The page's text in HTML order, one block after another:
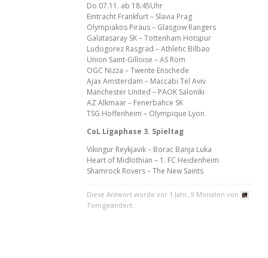
Do 07.11. ab 18:45Uhr
Eintracht Frankfurt – Slavia Prag
Olympiakos Piräus – Glasgow Rangers
Galatasaray SK – Tottenham Hotspur
Ludogorez Rasgrad – Athletic Bilbao
Union Saint-Gilloise – AS Rom
OGC Nizza – Twente Enschede
Ajax Amsterdam – Maccabi Tel Aviv
Manchester United – PAOK Saloniki
AZ Alkmaar – Fenerbahce SK
TSG Hoffenheim – Olympique Lyon
CoL Ligaphase 3. Spieltag
Vikingur Reykjavik – Borac Banja Luka
Heart of Midlothian – 1. FC Heidenheim
Shamrock Rovers – The New Saints
Diese Antwort wurde vor 1 Jahr, 9 Monaten von
Toni geändert.